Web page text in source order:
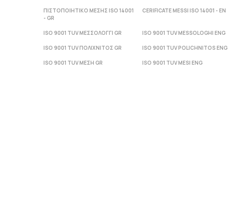
ΠΙΣΤΟΠΟΙΗΤΙΚΟ ΜΕΣΗΣ ISO 14001
- GR
CERIFICATE MESSI ISO 14001 - ΕΝ
ISO 9001 TUV ΜΕΣΣΟΛΟΓΓΙ GR ISO 9001 TUV MESSOLOGHI ENG
ISO 9001 TUV ΠΟΛΙΧΝΙΤΟΣ GR ISO 9001 TUV POLICHNITOS ENG
ISO 9001 TUV ΜΕΣΗ GR ISO 9001 TUV MESI ENG